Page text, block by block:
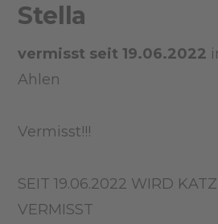
Stella
vermisst seit 19.06.2022
Ahlen
Vermisst!!!
SEIT 19.06.2022 WIRD
VERMISST